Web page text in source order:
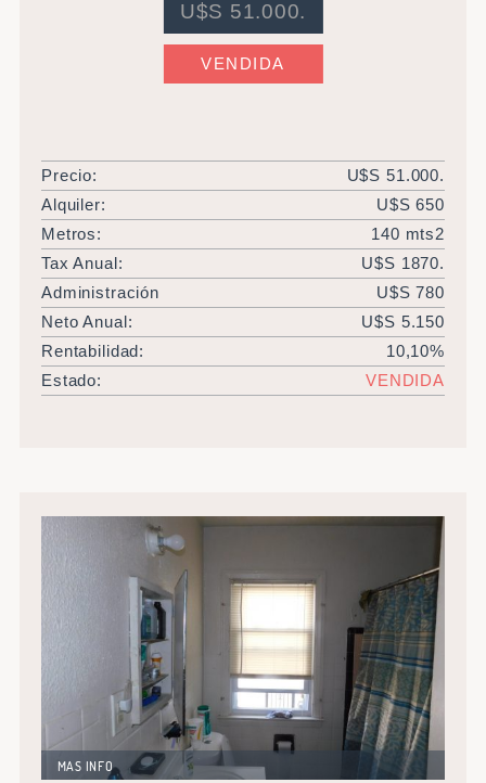
U$S 51.000.
VENDIDA
Precio:
U$S 51.000.
Alquiler:
U$S 650
Metros:
140 mts2
Tax Anual:
U$S 1870.
Administración
U$S 780
Neto Anual:
U$S 5.150
Rentabilidad:
10,10%
Estado:
VENDIDA
MAS INFO